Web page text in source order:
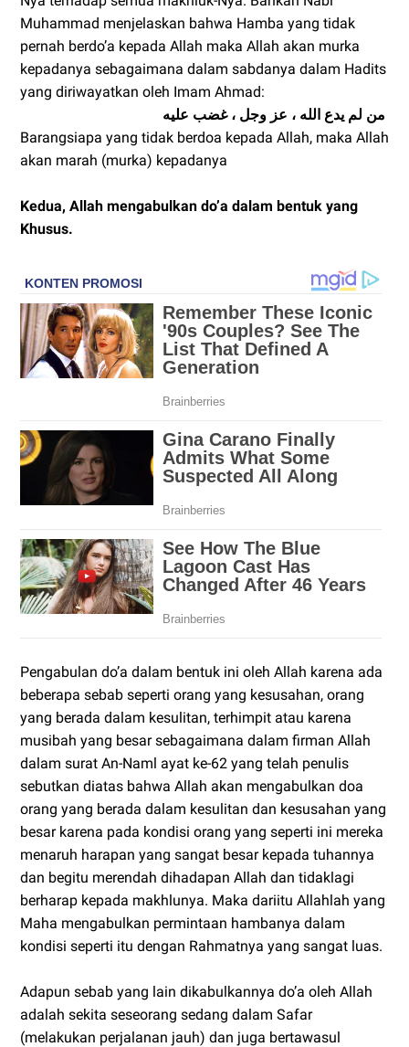
Muhammad menjelaskan bahwa Hamba yang tidak
pernah berdo’a kepada Allah maka Allah akan murka
kepadanya sebagaimana dalam sabdanya dalam Hadits
yang diriwayatkan oleh Imam Ahmad:
Barangsiapa yang tidak berdoa kepada Allah, maka Allah
akan marah (murka) kepadanya
Kedua, Allah mengabulkan do’a dalam bentuk yang
Khusus.
Pengabulan do’a dalam bentuk ini oleh Allah karena ada
beberapa sebab seperti orang yang kesusahan, orang
yang berada dalam kesulitan, terhimpit atau karena
musibah yang besar sebagaimana dalam firman Allah
dalam surat An-Naml ayat ke-62 yang telah penulis
sebutkan diatas bahwa Allah akan mengabulkan doa
orang yang berada dalam kesulitan dan kesusahan yang
besar karena pada kondisi orang yang seperti ini mereka
menaruh harapan yang sangat besar kepada tuhannya
dan begitu merendah dihadapan Allah dan tidaklagi
berharap kepada makhlunya. Maka dariitu Allahlah yang
Maha mengabulkan permintaan hambanya dalam
kondisi seperti itu dengan Rahmatnya yang sangat luas.
Adapun sebab yang lain dikabulkannya do’a oleh Allah
adalah sekita seseorang sedang dalam Safar
(melakukan perjalanan jauh) dan juga bertawasul